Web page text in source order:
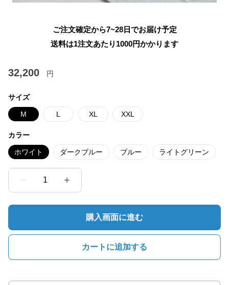
ご注文確定から7~28日でお届け予定
送料は1注文あたり 1000円かかります
32,200 円
サイズ
M L XL XXL
カラー
ホワイト ダークブルー ブルー ライトグリーン
1
購入画面に進む
カートに追加する